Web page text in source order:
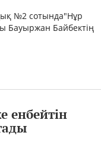
№2 сотында"Нұр
Бауыржан Байбектің
енбейтін